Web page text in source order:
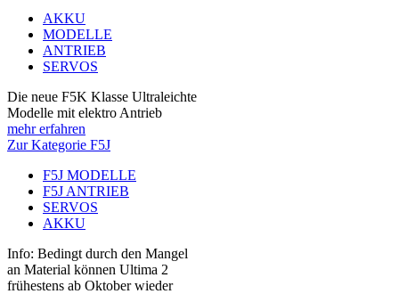
AKKU
MODELLE
ANTRIEB
SERVOS
Die neue F5K Klasse Ultraleichte
Modelle mit elektro Antrieb
mehr erfahren
Zur Kategorie F5J
F5J MODELLE
F5J ANTRIEB
SERVOS
AKKU
Info: Bedingt durch den Mangel
an Material können Ultima 2
frühestens ab Oktober wieder